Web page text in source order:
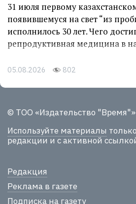
31 июля первому
появившемуся на свет “из
исполнилось 30 лет. Чего
репродуктивная медицина в
05.08.2026 802
© ТОО «Издательство "Время"»
Используйте материалы
редакции и с активной
Редакция
Реклама в газете
Подписка на газету